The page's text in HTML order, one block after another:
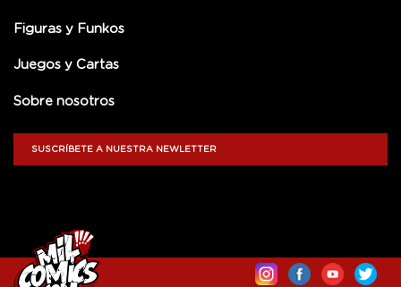
Figuras y Funkos
Juegos y Cartas
Sobre nosotros
SUSCRÍBETE A NUESTRA NEWLETTER